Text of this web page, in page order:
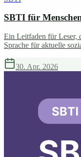
SBTI für
Ein Leitfaden für Leser,
Sprache für aktuelle
30. Apr. 2026